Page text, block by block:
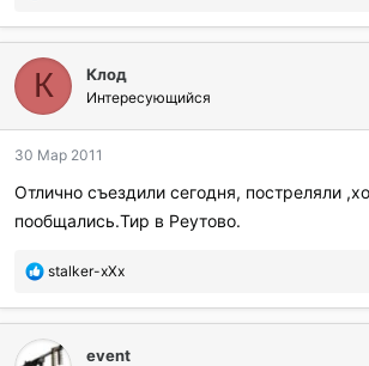
б
а
г
о
а
и
л
:
К Клод
Интересующийся
30 Мар 2011
Отлично съездили сегодня, постреляли
пообщались.Тир в Реутово.
П
б
а
stalker-xXx
event